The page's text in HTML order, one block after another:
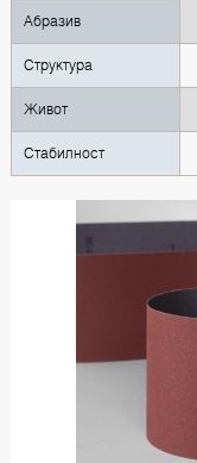
Абразив
Структура
Живот
Стабилност